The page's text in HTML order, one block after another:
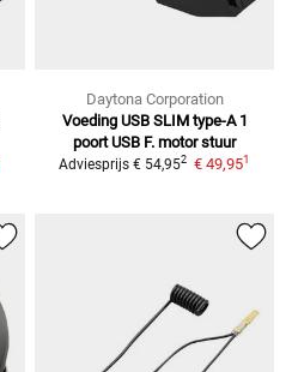
Daytona Corporation
Voeding USB SLIM type-A 1
poort USB F. motor stuur
Adviesprijs € 54,952 € 49,951